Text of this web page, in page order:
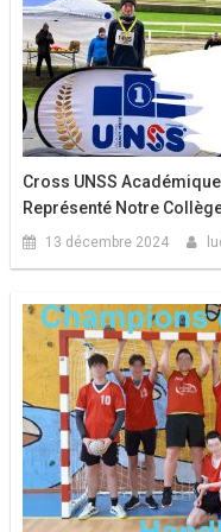
Cross UNSS
Représenté Notre
13 décembre 2024